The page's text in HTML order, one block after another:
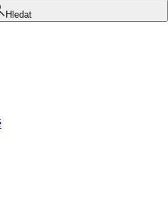
Hledat